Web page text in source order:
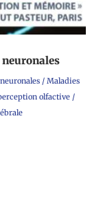
/ Maladies
olfactive /